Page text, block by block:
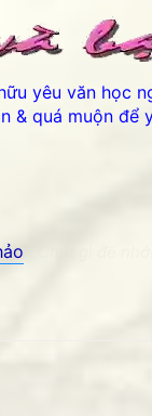
yêu văn học
& quá muộn để
Chút gì để nhớ!